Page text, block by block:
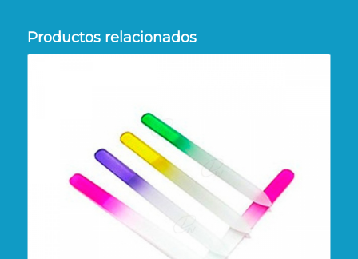
Productos relacionados